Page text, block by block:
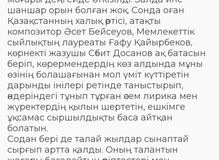
шаншар орын болған жоқ. Сонда оған
Қазақстанның халық әртісі, атақты
композитор Әсет Бейсеуов, Мемлекеттік
сыйлықтың лауреаты Ғафу Қайырбеков,
көрнекті жазушы Сәбит Досанов ақ батасын
беріп, көрермендердің көз алдында мұны
өзінің болашағынан мол үміт күттіретін
дарынды інілері ретінде таныстырып,
әндеріндегі тұнып тұрған әсем лирика мен
жүректердің қылын шертетін, ешкімге
ұқсамас сыршылдықты баса айтқан
болатын.
Содан бері де талай жылдар сынаптай
сырғып артта қалды. Оның талантын